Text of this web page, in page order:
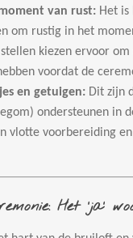
van rust: Het
om rustig in het
kiezen ervoor
voordat de
en getuigen: Dit zijn
ondersteunen in
vlotte voorbereiding
Het 'ja'